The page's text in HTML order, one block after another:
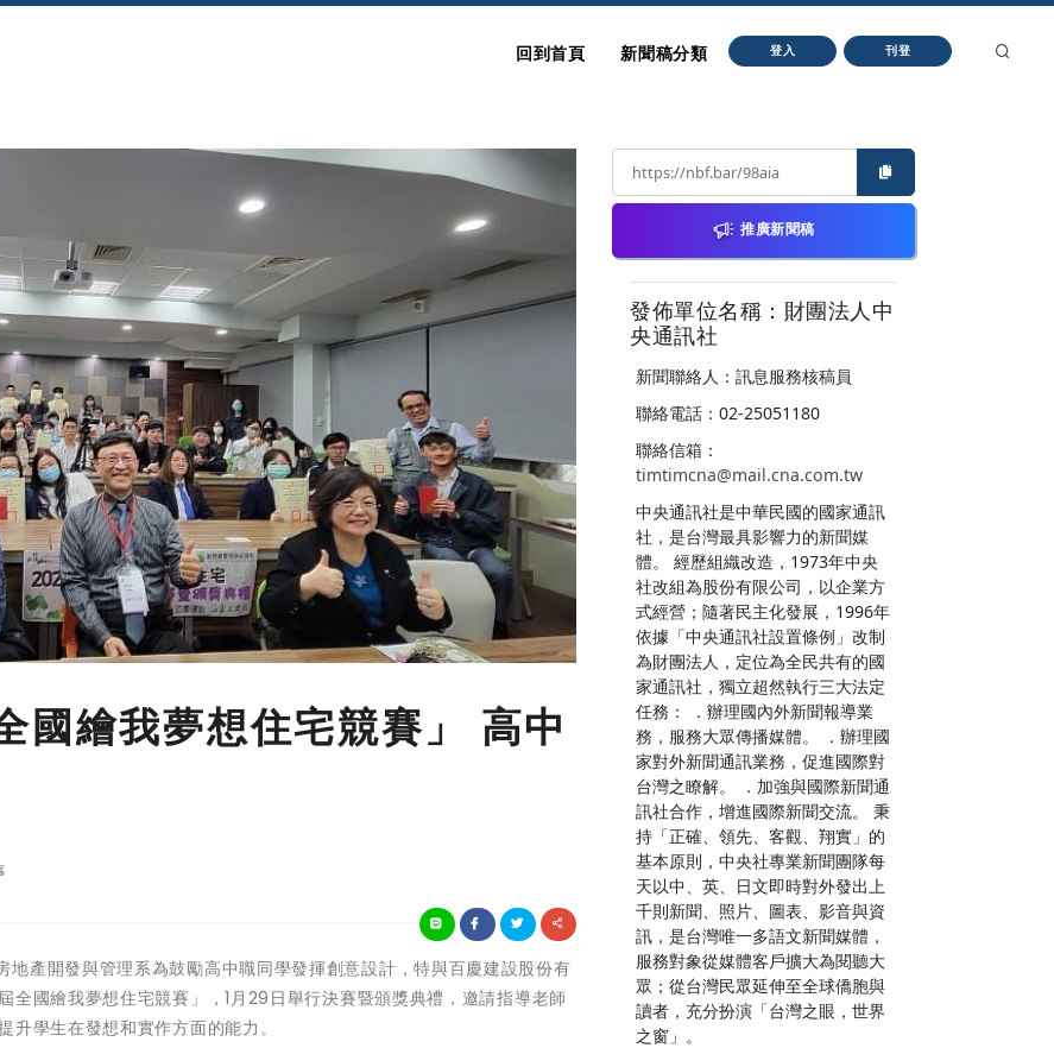
回到首頁 新聞稿分類 登入 刊登
國繪我夢想住宅競賽」 高中
產開發與管理系為鼓勵高中職同學發揮創意設計，特與百慶建設股份有
全國繪我夢想住宅競賽」，1月29日舉行決賽暨頒獎典禮，邀請指導老師
學生在發想和實作方面的能力。
推廣新聞稿
發佈單位名稱：財團法人中
央通訊社
新聞聯絡人：訊息服務核稿員
聯絡電話：02-25051180
聯絡信箱：
timtimcna@mail.cna.com.tw
中央通訊社是中華民國的國家通訊
社，是台灣最具影響力的新聞媒
體。 經歷組織改造，1973年中央
社改組為股份有限公司，以企業方
式經營；隨著民主化發展，1996年
依據「中央通訊社設置條例」改制
為財團法人，定位為全民共有的國
家通訊社，獨立超然執行三大法定
任務： ．辦理國內外新聞報導業
務，服務大眾傳播媒體。 ．辦理國
家對外新聞通訊業務，促進國際對
台灣之瞭解。 ．加強與國際新聞通
訊社合作，增進國際新聞交流。 秉
持「正確、領先、客觀、翔實」的
基本原則，中央社專業新聞團隊每
天以中、英、日文即時對外發出上
千則新聞、照片、圖表、影音與資
訊，是台灣唯一多語文新聞媒體，
服務對象從媒體客戶擴大為閱聽大
眾；從台灣民眾延伸至全球僑胞與
讀者，充分扮演「台灣之眼，世界
之窗」。